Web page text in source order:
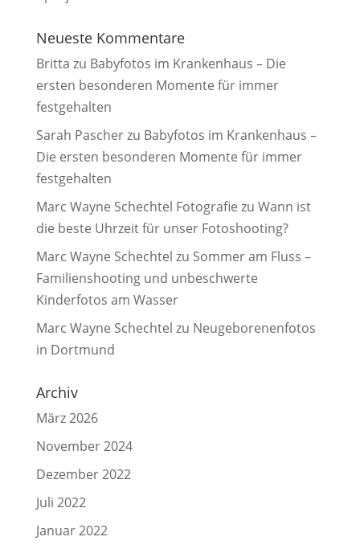
Neueste Kommentare
Britta zu Babyfotos im Krankenhaus – Die
ersten besonderen Momente für immer
festgehalten
Sarah Pascherzu Babyfotos im Krankenhaus –
Die ersten besonderen Momente für immer
festgehalten
Marc Wayne Schechtel Fotografie zu Wann ist
die beste Uhrzeit für unser Fotoshooting?
Marc Wayne Schechtel zu Sommer am Fluss –
Familienshooting und unbeschwerte
Kinderfotos am Wasser
Marc Wayne Schechtel zu Neugeborenenfotos
in Dortmund
Archiv
März 2026
November 2024
Dezember 2022
Juli 2022
Januar 2022